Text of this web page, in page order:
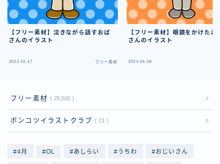
【フリー素材】泣きながら話すおば
さんのイラスト
2023.10.17 フリー素材
【フリー素材】眼鏡をかけたお
さんのイラスト
2024.04.08
フリー素材 25,500
ポンコツイラストクラブ 21
4月 OL あしらい うちわ おじいさん